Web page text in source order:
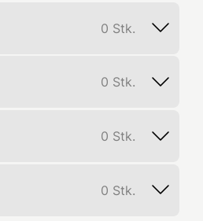
0 Stk.
0 Stk.
0 Stk.
0 Stk.